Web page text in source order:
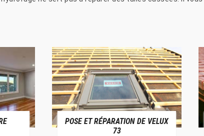
POSE ET RÉPARATION DE VELUX
73